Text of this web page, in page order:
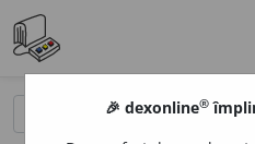
🎉 dexonline®